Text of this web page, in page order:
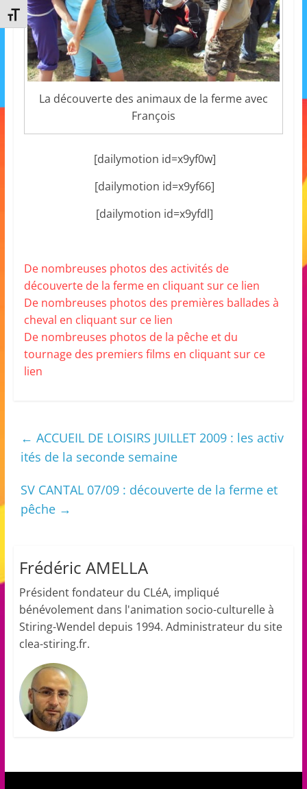
Changer la taille de la police
a
n
s
a
e
C
!
La découverte des animaux de la ferme avec
François
[dailymotion id=x9yf0w]
[dailymotion id=x9yf66]
[dailymotion id=x9yfdl]
De nombreuses photos des activités de
découverte de la ferme en cliquant sur ce lien
De nombreuses photos des premières ballades à
cheval en cliquant sur ce lien
De nombreuses photos de la pêche et du
tournage des premiers films en cliquant sur ce
lien
← ACCUEIL DE LOISIRS JUILLET 2009 : les activ
ités de la seconde semaine
SV CANTAL 07/09 : découverte de la ferme et
pêche →
Frédéric AMELLA
Président fondateur du CLéA, impliqué
bénévolement dans l'animation socio-culturelle à
Stiring-Wendel depuis 1994. Administrateur du site
clea-stiring.fr.